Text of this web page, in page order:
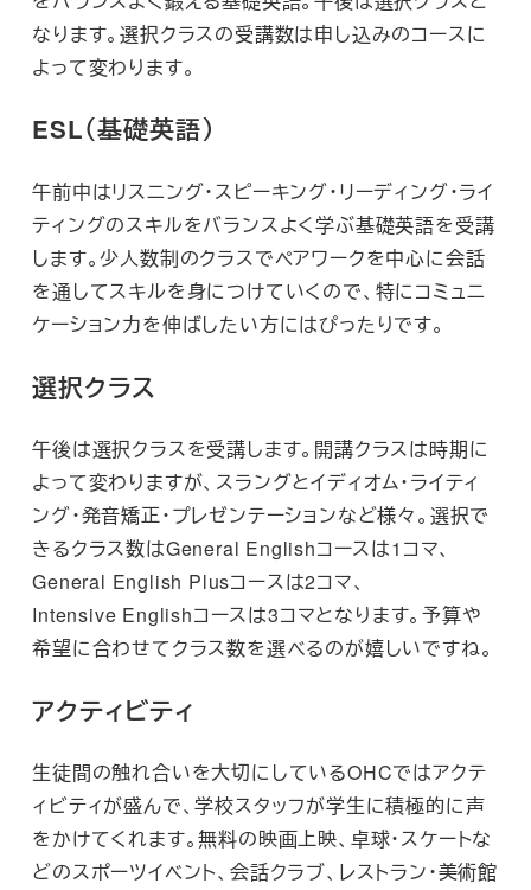
なります。選択クラスの受講数は申し込みのコースに
よって変わります。
ESL（基礎英語）
午前中はリスニング・スピーキング・リーディング・ライ
ティングのスキルをバランスよく学ぶ基礎英語を受講
します。少人数制のクラスでペアワークを中心に会話
を通してスキルを身につけていくので、特にコミュニ
ケーション力を伸ばしたい方にはぴったりです。
選択クラス
午後は選択クラスを受講します。開講クラスは時期に
よって変わりますが、スラングとイディオム・ライティ
ング・発音矯正・プレゼンテーションなど様々。選択で
きるクラス数はGeneral Englishコースは1コマ、
General English Plusコースは2コマ、
Intensive Englishコースは3コマとなります。予算や
希望に合わせてクラス数を選べるのが嬉しいですね。
アクティビティ
生徒間の触れ合いを大切にしているOHCではアクテ
ィビティが盛んで、学校スタッフが学生に積極的に声
をかけてくれます。無料の映画上映、卓球・スケートな
どのスポーツイベント、会話クラブ、レストラン・美術館